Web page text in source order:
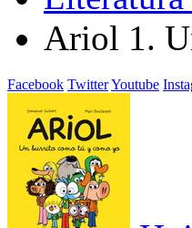
Ariol 1.
Facebook TwitterYoutube